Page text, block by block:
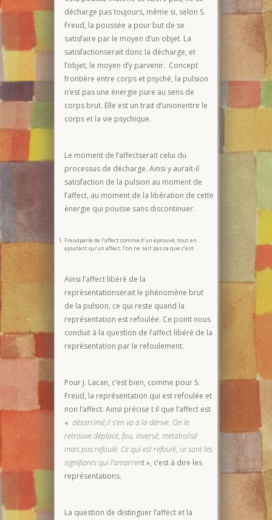
décharge pas toujours, même si, selon S.
Freud, la poussée a pour but de se
satisfaire par le moyen d’un objet. La
satisfactionserait donc la décharge, et
l’objet, le moyen d’y parvenir. Concept
frontière entre corps et psyché, la pulsion
n’est pas une énergie pure au sens de
corps brut. Elle est un trait d’unionentre le
corps et la vie psychique.
Le moment de l’affectserait celui du
processus de décharge. Ainsi y aurait-il
satisfaction de la pulsion au moment de
l’affect, au moment de la libération de cette
énergie qui pousse sans discontinuer.
Freudparle de l’affect comme d’un éprouvé, tout en
ajoutant qu’un affect, l’on ne sait pas ce que c’est.
Ainsi l’affect libéré de la
représentationserait le phénomène brut
de la pulsion, ce qui reste quand la
représentation est refoulée. Ce point nous
conduit à la question de l’affect libéré de la
représentation par le refoulement.
Pour J. Lacan, c’est bien, comme pour S.
Freud, la représentation qui est refoulée et
non l’affect. Ainsi précise t il que l’affect est
« désarrimé,il s’en va à la dérive. On le
retrouve déplacé, fou, inversé, métabolisé
mais pas refoulé. Ce qui est refoulé, ce sont les
signifiants qui l’amarrent », c’est à dire les
représentations.
La question de distinguer l’affect et la